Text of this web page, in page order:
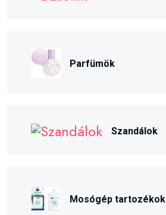
Parfümök
Szandálok
Mosógép tartozékok